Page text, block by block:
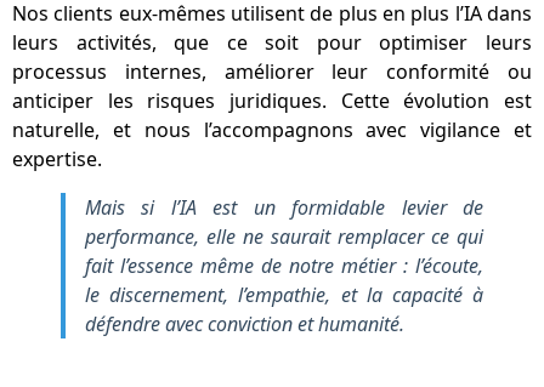
Nos clients eux-mêmes utilisent de plus en plus l’IA dans
leurs activités, que ce soit pour optimiser leurs
processus internes, améliorer leur conformité ou
anticiper les risques juridiques. Cette évolution est
naturelle, et nous l’accompagnons avec vigilance et
expertise.
Mais si l’IA est un formidable levier de
performance, elle ne saurait remplacer ce qui
fait l’essence même de notre métier : l’écoute,
le discernement, l’empathie, et la capacité à
défendre avec conviction et humanité.